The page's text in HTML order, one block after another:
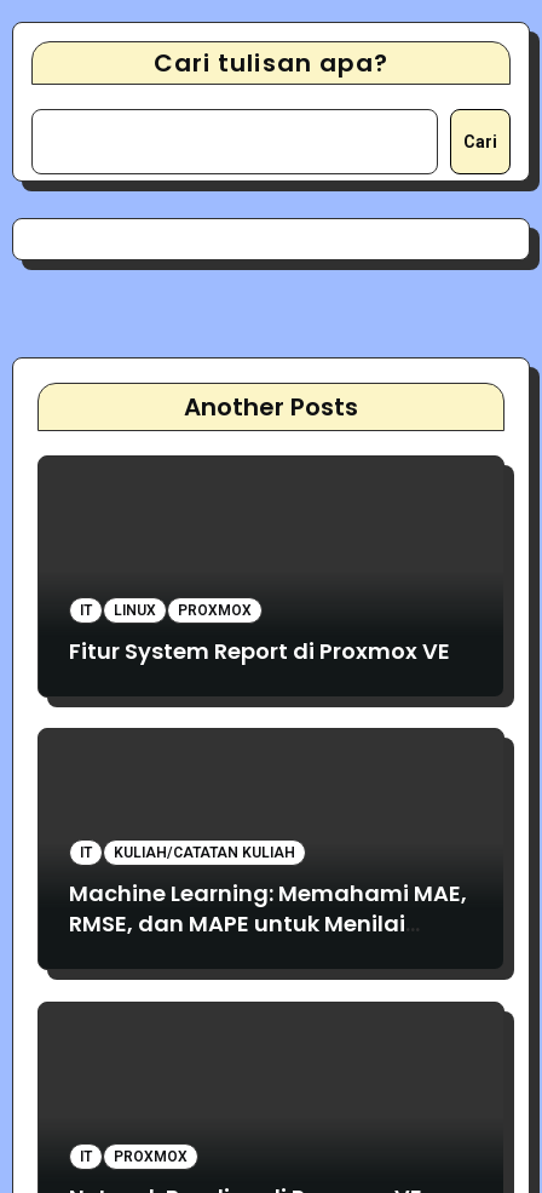
Cari tulisan apa?
Cari
Another Posts
IT LINUX PROXMOX
Fitur System Report di Proxmox VE
IT KULIAH/CATATAN KULIAH
Machine Learning: Memahami MAE,
RMSE, dan MAPE untuk Menilai
IT PROXMOX